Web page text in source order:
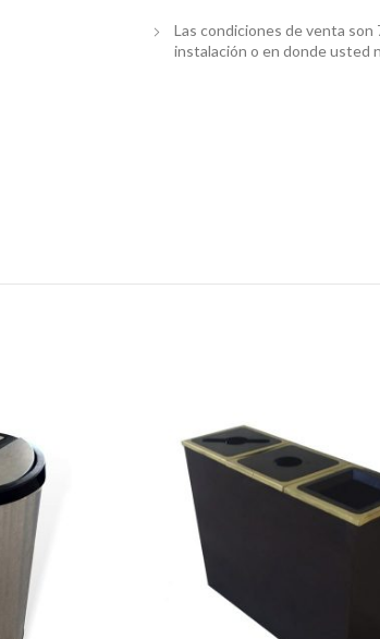
Las condiciones de venta son
instalación o en donde usted